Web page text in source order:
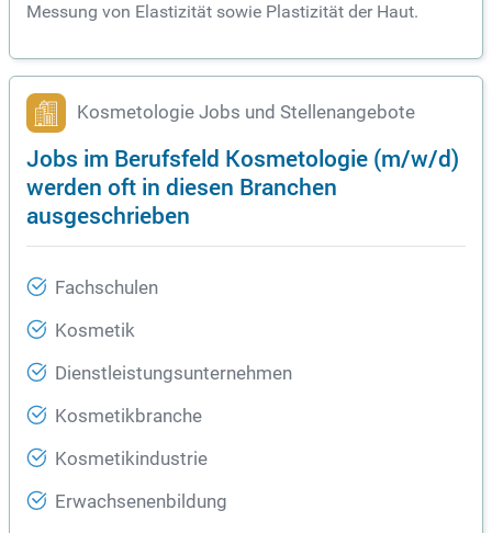
Messung von Elastizität sowie Plastizität der Haut.
Kosmetologie Jobs und Stellenangebote
Jobs im Berufsfeld Kosmetologie (m/w/d)
werden oft in diesen Branchen
ausgeschrieben
Fachschulen
Kosmetik
Dienstleistungsunternehmen
Kosmetikbranche
Kosmetikindustrie
Erwachsenenbildung